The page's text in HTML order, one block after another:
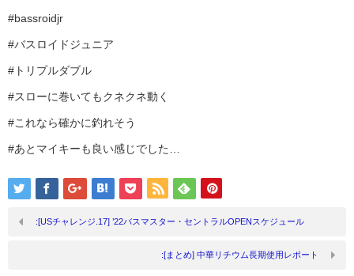
#bassroidjr
#バスロイドジュニア
#トリプルダブル
#スローに巻いてもクネクネ動く
#これなら確かに釣れそう
#あとマイキーも良い感じでした…
:[USチャレンジ.17] ’22バスマスター・セントラルOPENスケジュール
:[まとめ] 中華リチウム長期使用レポート